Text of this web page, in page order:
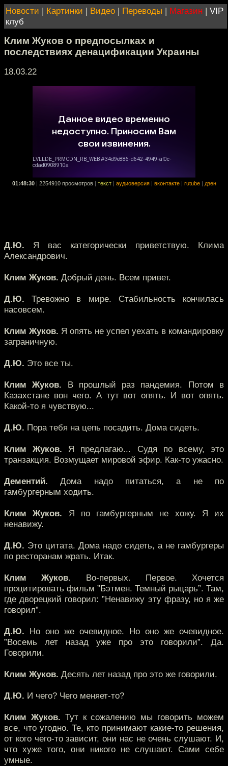
Новости | Картинки | Видео | Переводы | Магазин | VIP
клуб
Клим Жуков о предпосылках и
последствиях денацификации Украины
18.03.22
01:48:30 2254910 просмотров текст аудиоверсия вконтакте rutube дзен
Д.Ю. Я вас категорически приветствую. Клима
Александрович.
Клим Жуков. Добрый день. Всем привет.
Д.Ю. Тревожно в мире. Стабильность кончилась
насовсем.
Клим Жуков. Я опять не успел уехать в командировку
заграничную.
Д.Ю. Это все ты.
Клим Жуков. В прошлый раз пандемия. Потом в
Казахстане вон чего. А тут вот опять. И вот опять.
Какой-то я чувствую...
Д.Ю. Пора тебя на цепь посадить. Дома сидеть.
Клим Жуков. Я предлагаю... Судя по всему, это
транзакция. Возмущает мировой эфир. Как-то ужасно.
Дементий. Дома надо питаться, а не по
гамбургерным ходить.
Клим Жуков. Я по гамбургерным не хожу. Я их
ненавижу.
Д.Ю. Это цитата. Дома надо сидеть, а не гамбургеры
по ресторанам жрать. Итак.
Клим Жуков. Во-первых. Первое. Хочется
процитировать фильм ”Бэтмен. Темный рыцарь”. Там,
где дворецкий говорил: ”Ненавижу эту фразу, но я же
говорил”.
Д.Ю. Но оно же очевидное. Но оно же очевидное.
”Восемь лет назад уже про это говорили”. Да.
Говорили.
Клим Жуков. Десять лет назад про это же говорили.
Д.Ю. И чего? Чего меняет-то?
Клим Жуков. Тут к сожалению мы говорить можем
все, что угодно. Те, кто принимают какие-то решения,
от кого чего-то зависит, они нас не очень слушают. И,
что хуже того, они никого не слушают. Сами себе
умные.